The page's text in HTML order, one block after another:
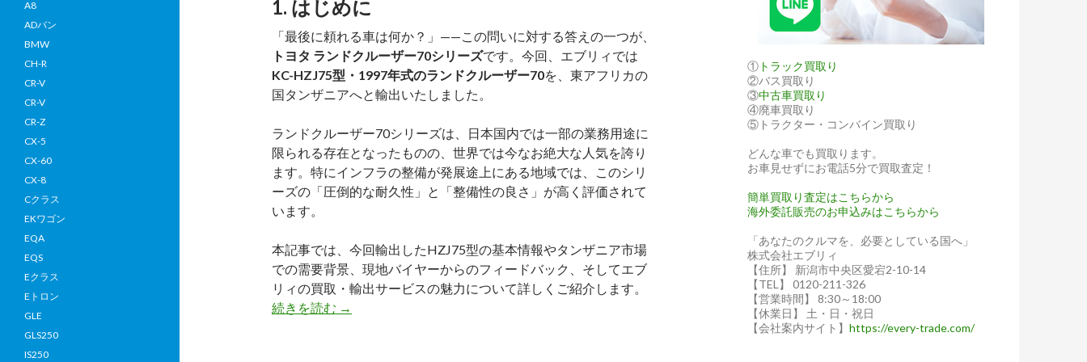
1. はじめに
「最後に頼れる車は何か？」——この問いに対する答えの一つが、
トヨタ ランドクルーザー70シリーズです。今回、エブリィでは
KC-HZJ75型・1997年式のランドクルーザー70を、東アフリカの
国タンザニアへと輸出いたしました。
ランドクルーザー70シリーズは、日本国内では一部の業務用途に
限られる存在となったものの、世界では今なお絶大な人気を誇り
ます。特にインフラの整備が発展途上にある地域では、このシリ
ーズの「圧倒的な耐久性」と「整備性の良さ」が高く評価されて
います。
本記事では、今回輸出したHZJ75型の基本情報やタンザニア市場
での需要背景、現地バイヤーからのフィードバック、そしてエブ
リィの買取・輸出サービスの魅力について詳しくご紹介します。
続きを読む 【買
→
① トラック買取り
②バス買取り
③中古車買取り
④廃車買取り
⑤トラクター・コンバイン買取り
どんな車でも買取ります。
お車見せずにお電話5分で買取査定！
簡単買取り査定はこちらから
海外委託販売のお申込みはこちらから
「あなたのクルマを、必要としている国へ」
株式会社エブリィ
【住所】 新潟市中央区愛宕2-10-14
【TEL】 0120-211-326
【営業時間】 8:30～18:00
【休業日】 土・日・祝日
【会社案内サイト】 https://every-trade.com/
A8
ADバン
BMW
CH-R
CR-V
CR-V
CR-Z
CX-5
CX-60
CX-8
Cクラス
EKワゴン
EQA
EQS
Eクラス
Eトロン
GLE
GLS250
IS250